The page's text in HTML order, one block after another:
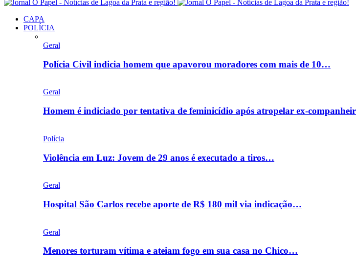
CAPA
POLÍCIA
Geral
Polícia Civil indicia homem que apavorou moradores com mais de 10…
Geral
Homem é indiciado por tentativa de feminicídio após atropelar ex-
Polícia
Violência em Luz: Jovem de 29 anos é executado a tiros…
Geral
Hospital São Carlos recebe aporte de R$ 180 mil via indicação…
Geral
Menores torturam vítima e ateiam fogo em sua casa no Chico…